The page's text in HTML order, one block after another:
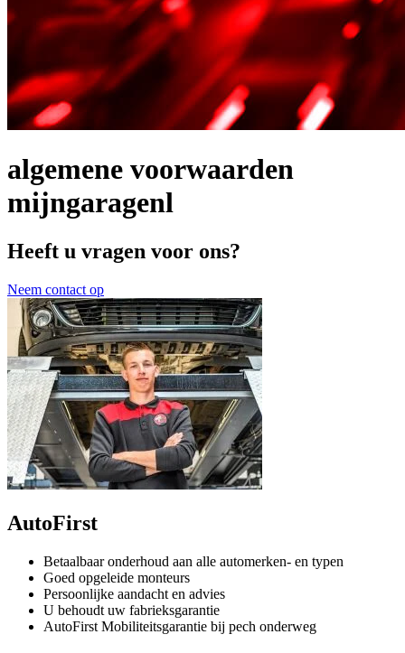
algemene voorwaarden
mijngaragenl
Heeft u vragen voor ons?
Neem contact op
AutoFirst
Betaalbaar onderhoud aan alle automerken- en typen
Goed opgeleide monteurs
Persoonlijke aandacht en advies
U behoudt uw fabrieksgarantie
AutoFirst Mobiliteitsgarantie bij pech onderweg